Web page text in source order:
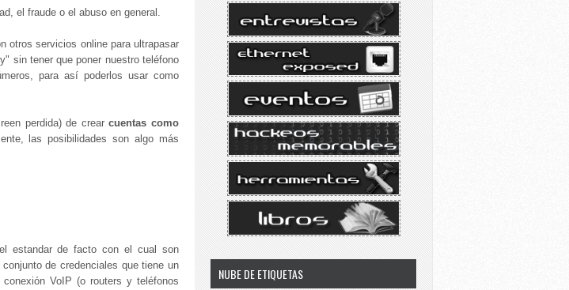
el fraude o el abuso en general.
otros servicios online para ultrapasar
sin tener que poner nuestro teléfono
para así poderlos usar como
perdida) de crearcuentas como
las posibilidades son algo más
estandar de facto con el cual son
de credenciales que tiene un
VoIP (o routers y teléfonos
NUBE DE ETIQUETAS